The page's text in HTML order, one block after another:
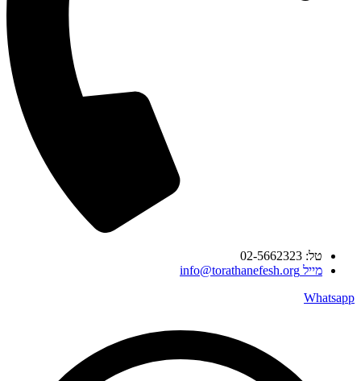
טל: 02-5662323
מייל info@torathanefesh.org
Whatsapp